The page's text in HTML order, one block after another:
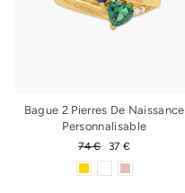
Bague 2 Pierres De Naissance
Personnalisable
Prix
régulier
74 €
Prix
réduit
37 €